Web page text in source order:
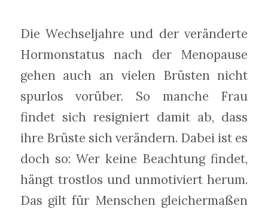
Die Wechseljahre und der veränderte
Hormonstatus nach der Menopause
gehen auch an vielen Brüsten nicht
spurlos vorüber. So manche Frau
findet sich resigniert damit ab, dass
ihre Brüste sich verändern. Dabei ist es
doch so: Wer keine Beachtung findet,
hängt trostlos und unmotiviert herum.
Das gilt für Menschen gleichermaßen